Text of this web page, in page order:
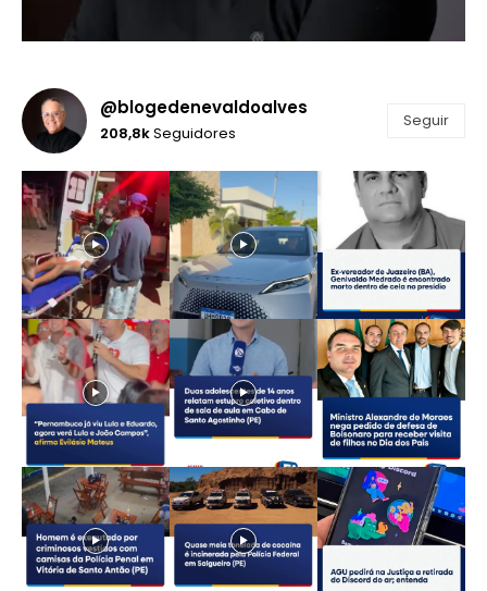
@blogedenevaldoalves
208,8kSeguidores
Seguir